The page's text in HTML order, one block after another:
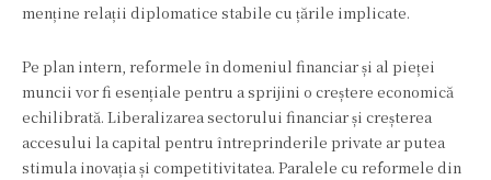
menține relații diplomatice stabile cu țările implicate.
Pe plan intern, reformele în domeniul financiar și al pieței
muncii vor fi esențiale pentru a sprijini o creștere economică
echilibrată. Liberalizarea sectorului financiar și creșterea
accesului la capital pentru întreprinderile private ar putea
stimula inovația și competitivitatea. Paralele cu reformele din